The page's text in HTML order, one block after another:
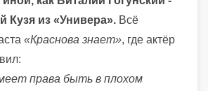
Кузя из «Универа». Всё
«Краснова знает», где актёр
права быть в плохом